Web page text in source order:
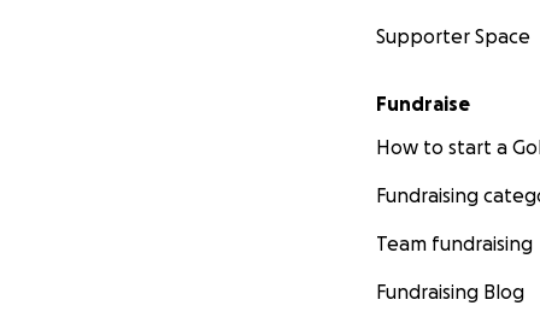
Supporter Space
Fundraise
How to start a
Fundraising
Team fundraising
Fundraising Blog